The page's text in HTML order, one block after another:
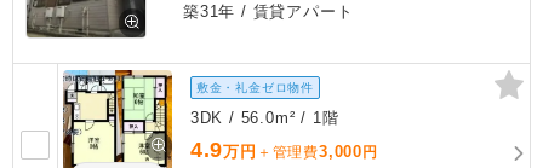
築31年 / 賃貸アパート
敷金・礼金ゼロ物件
3DK / 56.0m² / 1階
4.9万円 ＋管理費3,000 円